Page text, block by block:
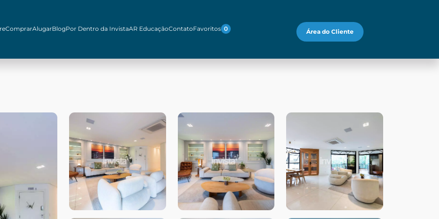
ComprarAlugarBlogPor Dentro da InvistaAR EducaçãoContatoFavoritos 0 Área do Cliente